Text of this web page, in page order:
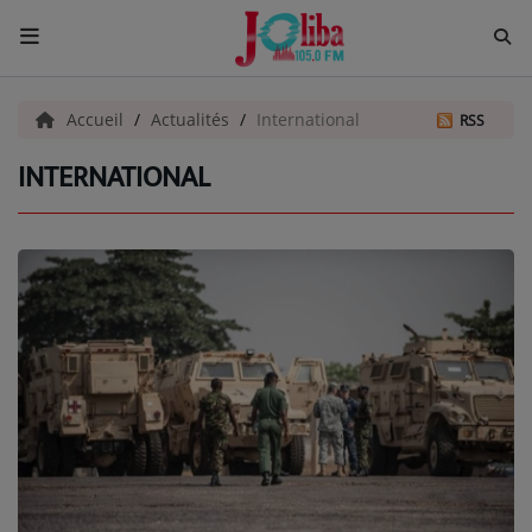
ACCUEIL
Pour Vous
EMISSIONS
EQUIPES
EVÈNEMENTS
Musique
TOP 10
Accueil Actualités International RSS
INTERNATIONAL